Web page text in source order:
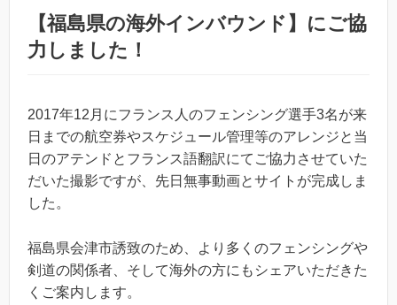
【福島県の海外インバウンド】にご協
力しました！
2017年12月にフランス人のフェンシング選手3名が来
日までの航空券やスケジュール管理等のアレンジと当
日のアテンドとフランス語翻訳にてご協力させていた
だいた撮影ですが、先日無事動画とサイトが完成しま
した。
福島県会津市誘致のため、より多くのフェンシングや
剣道の関係者、そして海外の方にもシェアいただきた
くご案内します。